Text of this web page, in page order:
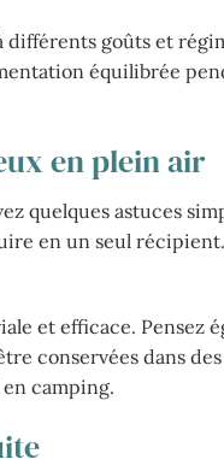
goûts et
équilibrée
en plein air
quelques astuces
en un seul
et efficace. Pensez
conservées dans
camping.